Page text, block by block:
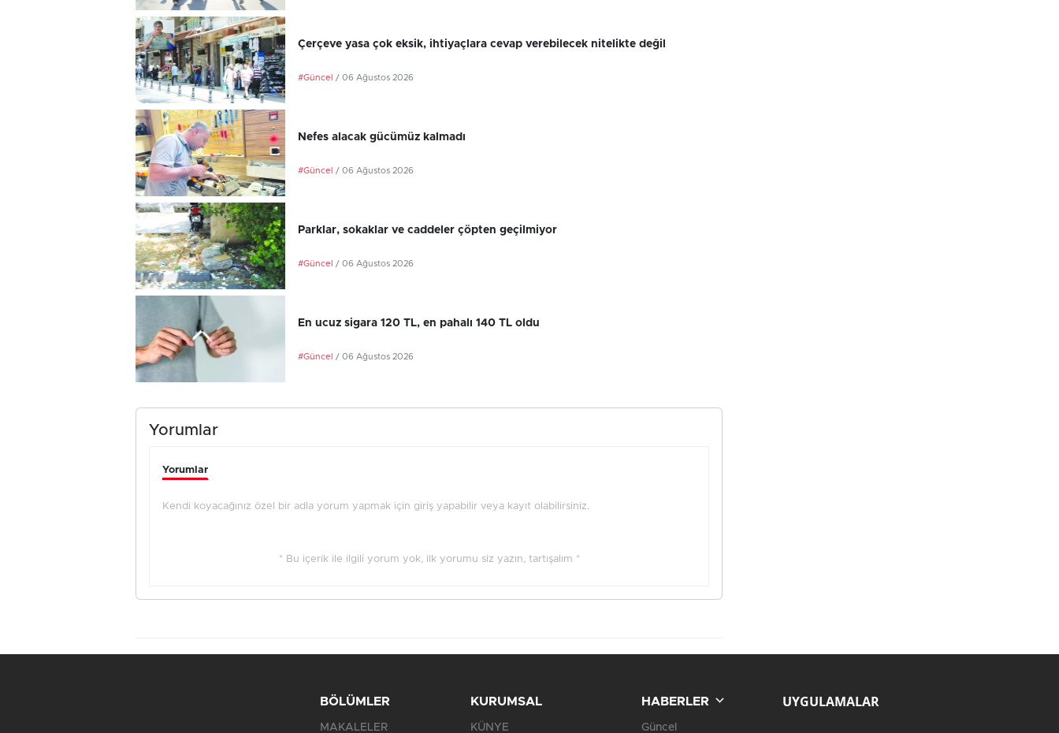
Çerçeve yasa çok eksik, ihtiyaçlara cevap verebilecek nitelikte değil
#Güncel / 06 Ağustos 2026
Nefes alacak gücümüz kalmadı
#Güncel / 06 Ağustos 2026
Parklar, sokaklar ve caddeler çöpten geçilmiyor
#Güncel / 06 Ağustos 2026
En ucuz sigara 120 TL, en pahalı 140 TL oldu
#Güncel / 06 Ağustos 2026
Yorumlar
Yorumlar
Kendi koyacağınız özel bir adla yorum yapmak için giriş yapabilir veya kayıt olabilirsiniz.
* Bu içerik ile ilgili yorum yok, ilk yorumu siz yazın, tartışalım *
BÖLÜMLER
MAKALELER
KURUMSAL
KÜNYE
HABERLER
Güncel
UYGULAMALAR